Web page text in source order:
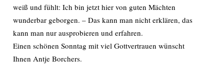
weiß und fühlt: Ich bin jetzt hier von guten Mächten
wunderbar geborgen. – Das kann man nicht erklären, das
kann man nur ausprobieren und erfahren.
Einen schönen Sonntag mit viel Gottvertrauen wünscht
Ihnen Antje Borchers.